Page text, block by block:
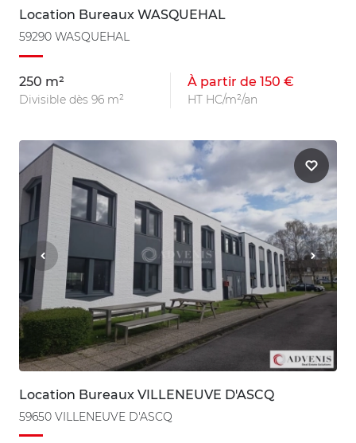
Location Bureaux WASQUEHAL
59290 WASQUEHAL
250 m²
Divisible dès 96 m²
À partir de 150 €
HT HC/m²/an
Location Bureaux VILLENEUVE D'ASCQ
59650 VILLENEUVE D'ASCQ